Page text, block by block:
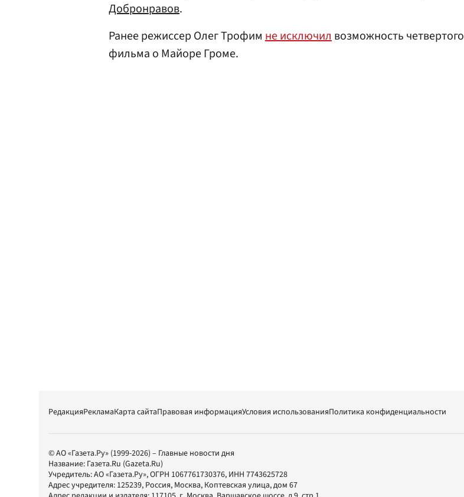
Добронравов.
Ранее режиссер Олег Трофим не исключилвозможность четвертого
фильма о Майоре Громе.
РедакцияРекламаКарта сайтаПравовая информацияУсловия использованияПолитика конфиденциальности
© АО «Газета.Ру» (1999-2026) – Главные новости дня
Название: Газета.Ru (Gazeta.Ru)
Учредитель:АО «Газета.Ру», ОГРН 1067761730376, ИНН 7743625728
Адрес учредителя: 125239, Россия, Москва, Коптевская улица, дом 67